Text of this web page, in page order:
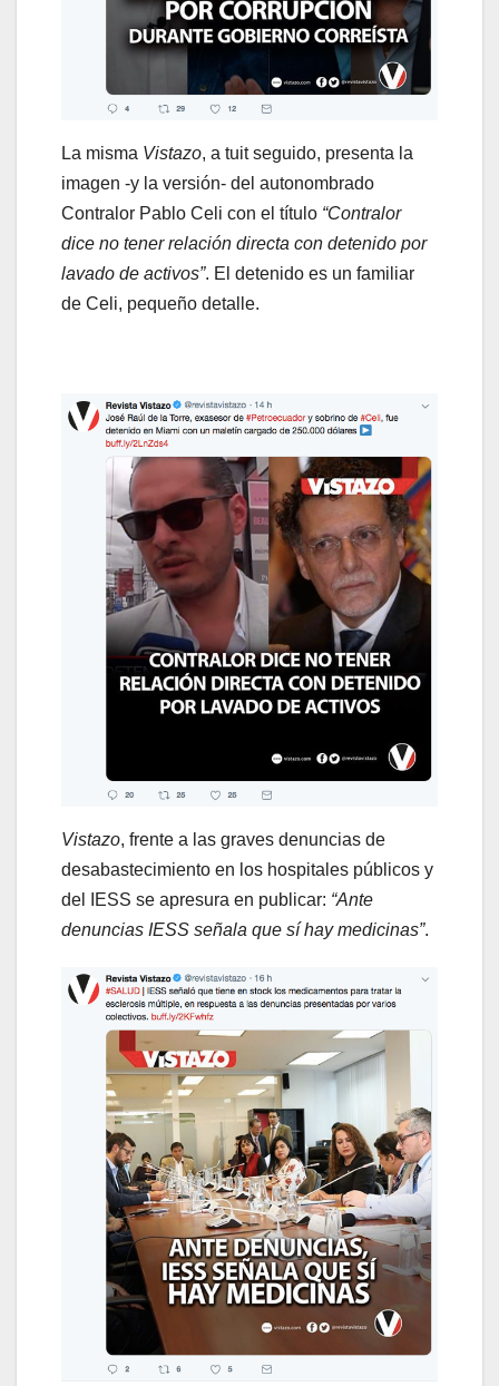
La misma Vistazo, a tuit seguido, presenta la
imagen -y la versión- del autonombrado
Contralor Pablo Celi con el título “Contralor
dice no tener relación directa con detenido por
lavado de activos”. El detenido es un familiar
de Celi, pequeño detalle.
Vistazo, frente a las graves denuncias de
desabastecimiento en los hospitales públicos y
del IESS se apresura en publicar: “Ante
denuncias IESS señala que sí hay medicinas”.